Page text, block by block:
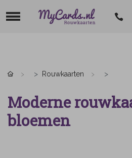
Rouwkaarten
Moderne
bloemen